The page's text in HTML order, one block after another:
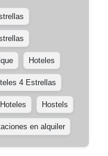
Hoteles
4 Estrellas
Hostels
en alquiler